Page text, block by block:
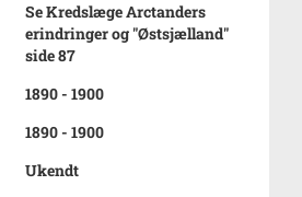
Se Kredslæge Arctanders
erindringer og "Østsjælland"
side 87
1890 - 1900
1890 - 1900
Ukendt